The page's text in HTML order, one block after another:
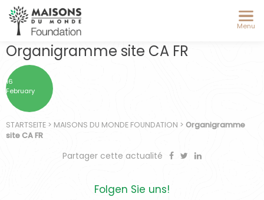
Menu
Organigramme site CA FR
16
February
STARTSEITE > MAISONS DU MONDE FOUNDATION > Organigramme
site CA FR
Partager cette actualité
Folgen Sie uns!